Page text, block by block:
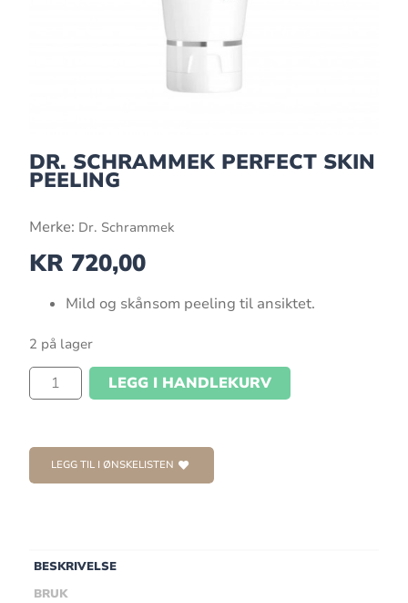
DR. SCHRAMMEK PERFECT SKIN
PEELING
Merke: Dr. Schrammek
KR 720,00
Mild og skånsom peeling til ansiktet.
2 på lager
LEGG I HANDLEKURV
LEGG TIL I ØNSKELISTEN
BESKRIVELSE
BRUK